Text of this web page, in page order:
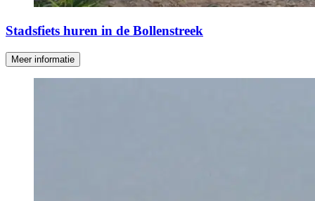
Stadsfiets huren in de Bollenstreek
Meer informatie